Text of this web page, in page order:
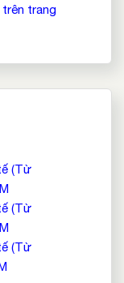
trên trang
(Từ
(Từ
(Từ